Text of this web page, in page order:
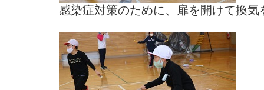
感染症対策のために、扉を開けて換気